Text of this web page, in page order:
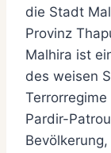
die Stadt
Provinz
Malhira ist
des weisen
Pardir-